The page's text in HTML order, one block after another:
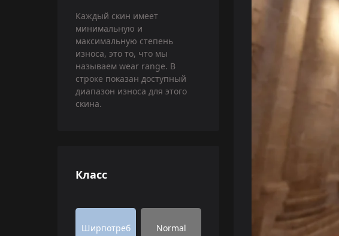
Каждый скин имеет
минимальную и
максимальную степень
износа, это то, что мы
называем wear range. В
строке показан доступный
диапазон износа для этого
скина.
Класс
Ширпотреб Normal